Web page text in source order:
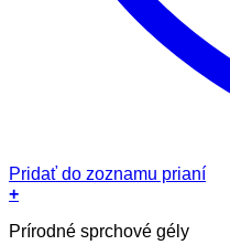
Pridať do zoznamu prianí
+
Prírodné sprchové gély